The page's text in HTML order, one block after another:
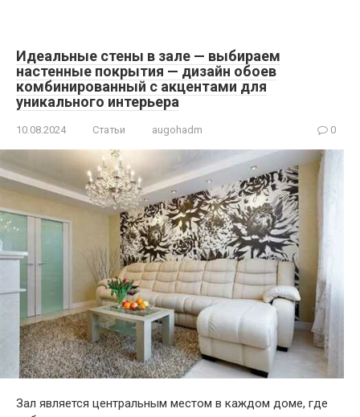
Идеальные стены в зале — выбираем
настенные покрытия — дизайн обоев
комбинированный с акцентами для
уникального интерьера
10.08.2024 Статьи augohadm 0
Зал является центральным местом в каждом доме, где